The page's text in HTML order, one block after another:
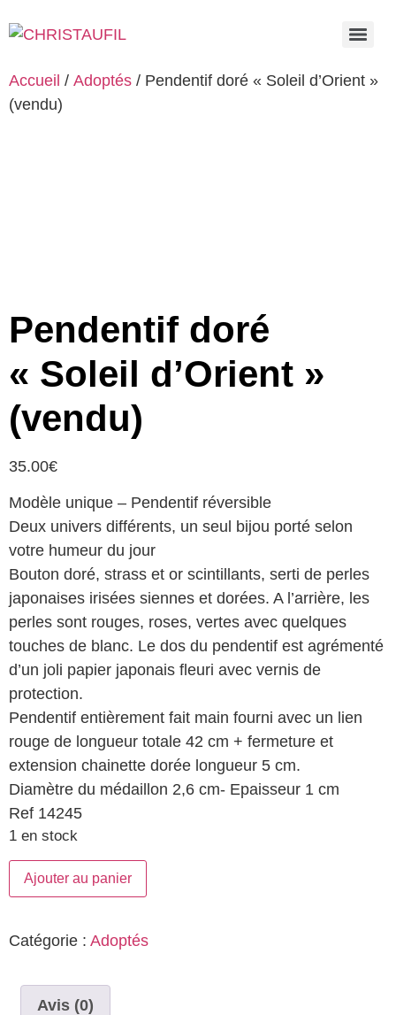
Accueil / Adoptés / Pendentif doré « Soleil d’Orient »
(vendu)
Pendentif doré
« Soleil d’Orient »
(vendu)
35.00€
Modèle unique – Pendentif réversible
Deux univers différents, un seul bijou porté selon
votre humeur du jour
Bouton doré, strass et or scintillants, serti de perles
japonaises irisées siennes et dorées. A l’arrière, les
perles sont rouges, roses, vertes avec quelques
touches de blanc. Le dos du pendentif est agrémenté
d’un joli papier japonais fleuri avec vernis de
protection.
Pendentif entièrement fait main fourni avec un lien
rouge de longueur totale 42 cm + fermeture et
extension chainette dorée longueur 5 cm.
Diamètre du médaillon 2,6 cm- Epaisseur 1 cm
Ref 14245
1 en stock
Ajouter au panier
Catégorie : Adoptés
Avis (0)